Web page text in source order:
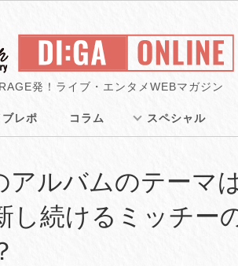
発！ライブ・エンタメWEBマガジン
ブレポ コラム スペシャル
ルバムのテーマ
し続けるミッチー